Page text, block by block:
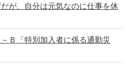
が、自分は元気なのに仕事を休
Ｂ「特別加入者に係る通勤災